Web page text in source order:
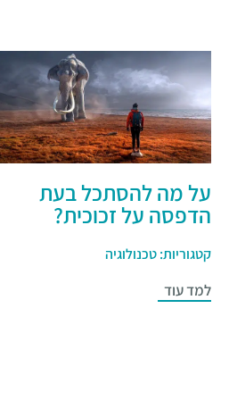
על מה להסתכל בעת
הדפסה על זכוכית?
קטגוריות:טכנולוגיה
למד עוד